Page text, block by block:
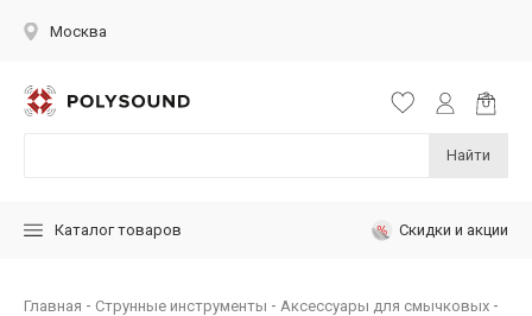
Москва
Найти
Каталог товаров Скидки и акции
Главная Струнные инструменты
Аксессуары для смычковых